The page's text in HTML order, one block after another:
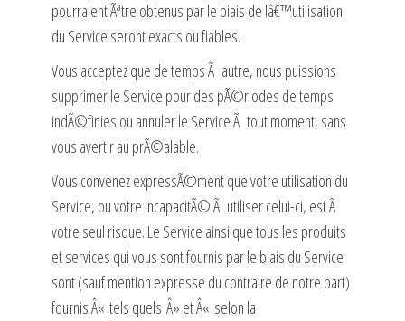
pourraient Ãªtre obtenus par le biais de lâ€™utilisation
du Service seront exacts ou fiables.
Vous acceptez que de temps Ã autre, nous puissions
supprimer le Service pour des pÃ©riodes de temps
indÃ©finies ou annuler le Service Ã tout moment, sans
vous avertir au prÃ©alable.
Vous convenez expressÃ©ment que votre utilisation du
Service, ou votre incapacitÃ© Ã utiliser celui-ci, est Ã
votre seul risque. Le Service ainsi que tous les produits
et services qui vous sont fournis par le biais du Service
sont (sauf mention expresse du contraire de notre part)
fournis Â« tels quels Â» et Â« selon la